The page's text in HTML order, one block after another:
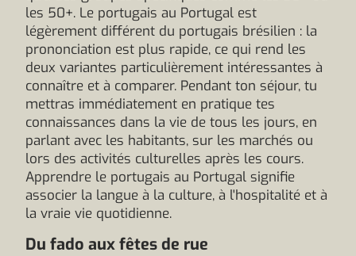
les 50+. Le portugais au Portugal est
légèrement différent du portugais brésilien : la
prononciation est plus rapide, ce qui rend les
deux variantes particulièrement intéressantes à
connaître et à comparer. Pendant ton séjour, tu
mettras immédiatement en pratique tes
connaissances dans la vie de tous les jours, en
parlant avec les habitants, sur les marchés ou
lors des activités culturelles après les cours.
Apprendre le portugais au Portugal signifie
associer la langue à la culture, à l'hospitalité et à
la vraie vie quotidienne.
Du fado aux fêtes de rue